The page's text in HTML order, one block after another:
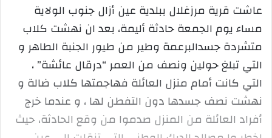
ى
X د
إ
ك
ت
عاشت قرية مرزغلال ببلدية عين أزال جنوب الولاية
مساء يوم الجمعة حادثة أليمة، بعد ان نهشت كلاب
متشردة جسدالبرعمة وطير من طيور الجنبة الطاهر و
التي تبلغ حولين ونصف من العمر “درقال عائشة” ،
التي كانت أمام منزل العائلة فهاجمتها كلاب ضالة و
نهشت نصف جسدها دون التفطن لها ، و عندما خرج
أفراد العائلة من المنزل صدموا من وقع الحادثة، حيث